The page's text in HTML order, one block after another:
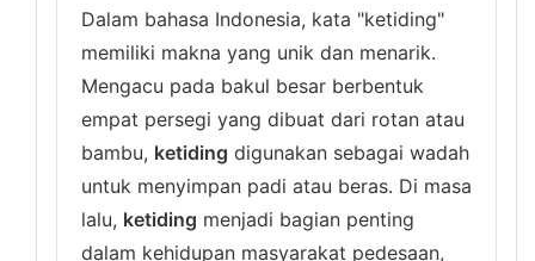
Dalam bahasa Indonesia, kata "ketiding"
memiliki makna yang unik dan menarik.
Mengacu pada bakul besar berbentuk
empat persegi yang dibuat dari rotan atau
bambu, ketiding digunakan sebagai wadah
untuk menyimpan padi atau beras. Di masa
lalu, ketiding menjadi bagian penting
dalam kehidupan masyarakat pedesaan,